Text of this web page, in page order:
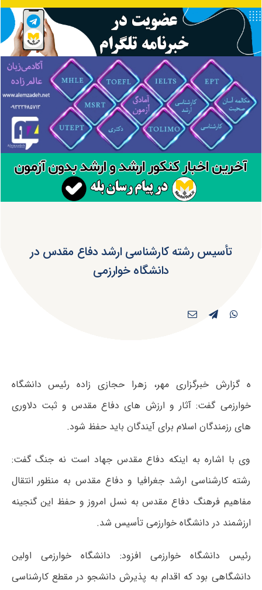
تأسیس رشته کارشناسی ارشد دفاع مقدس در
دانشگاه خوارزمی
ه گزارش خبرگزاری مهر، زهرا حجازی زاده رئیس دانشگاه
خوارزمی گفت: آثار و ارزش های دفاع مقدس و ثبت دلاوری
های رزمندگان اسلام برای آیندگان باید حفظ شود.
وی با اشاره به اینکه دفاع مقدس جهاد است نه جنگ گفت:
رشته کارشناسی ارشد جغرافیا و دفاع مقدس به منظور انتقال
مفاهیم فرهنگ دفاع مقدس به نسل امروز و حفظ این گنجینه
ارزشمند در دانشگاه خوارزمی تأسیس شد.
رئیس دانشگاه خوارزمی افزود: دانشگاه خوارزمی اولین
دانشگاهی بود که اقدام به پذیرش دانشجو در مقطع کارشناسی